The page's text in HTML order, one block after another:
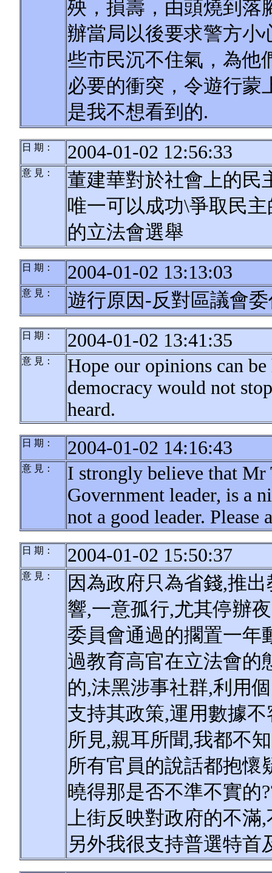
殃，損壽，由頭燒到落
辦當局以後要求警方小
些市民沉不住氣，為他
必要的衝突，令遊行蒙
是我不想看到的.
日 期： 2004-01-02 12:56:33
意 見：
董建華對於社會上的民
唯一可以成功\爭取民
的立法會選舉
日 期： 2004-01-02 13:13:03
意 見： 遊行原因-反對區議會
日 期： 2004-01-02 13:41:35
意 見：
Hope our opinions can
democracy would not
heard.
日 期： 2004-01-02 14:16:43
意 見：
I strongly believe that
Government leader, is a
not a good leader. Please
日 期： 2004-01-02 15:50:37
意 見：
因為政府只為省錢,推
響,一意孤行,尤其停辦
委員會通過的擱置一年
過教育高官在立法會的
的,沬黑涉事社群,利用
支持其政策,運用數據
所見,親耳所聞,我都不
所有官員的說話都抱懷
曉得那是否不準不實的
上街反映對政府的不滿
另外我很支持普選特首